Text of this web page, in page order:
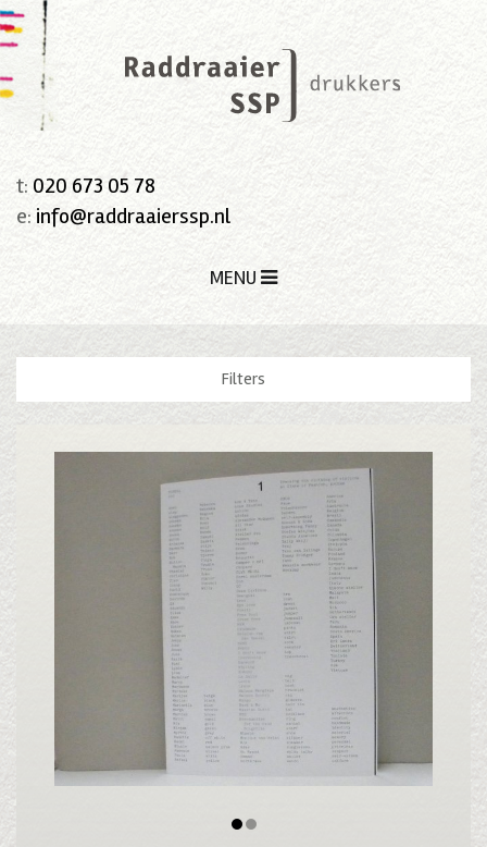
t: 020 673 05 78
e: info@raddraaierssp.nl
MENU
Filters